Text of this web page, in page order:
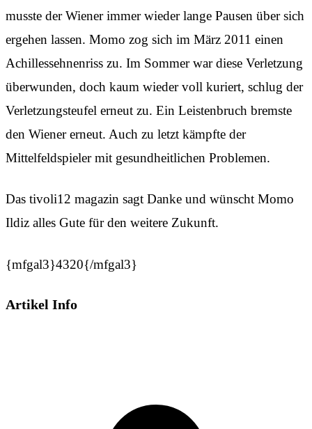
musste der Wiener immer wieder lange Pausen über sich
ergehen lassen. Momo zog sich im März 2011 einen
Achillessehnenriss zu. Im Sommer war diese Verletzung
überwunden, doch kaum wieder voll kuriert, schlug der
Verletzungsteufel erneut zu. Ein Leistenbruch bremste
den Wiener erneut. Auch zu letzt kämpfte der
Mittelfeldspieler mit gesundheitlichen Problemen.
Das tivoli12 magazin sagt Danke und wünscht Momo
Ildiz alles Gute für den weitere Zukunft.
{mfgal3}4320{/mfgal3}
Artikel Info